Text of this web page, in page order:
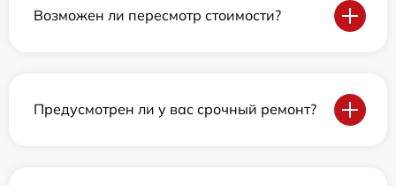
Возможен ли пересмотр стоимости?
Предусмотрен ли у вас срочный ремонт?